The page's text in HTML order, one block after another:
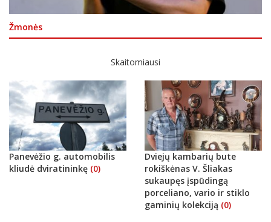
Žmonės
Skaitomiausi
Panevėžio g. automobilis
kliudė dviratininkę (0)
Dviejų kambarių bute
rokiškėnas V. Šliakas
sukaupęs įspūdingą
porceliano, vario ir stiklo
gaminių kolekciją (0)